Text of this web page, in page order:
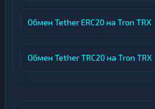
Обмен Tether ERC20 на Tron TRX
Обмен Tether TRC20 на Tron TRX